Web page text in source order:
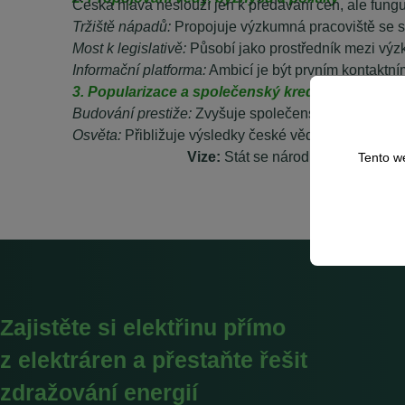
Česká hlava neslouží jen k předávání cen, ale
Tržiště nápadů: Propojuje výzkumná pracoviště se
Most k legislativě: Působí jako prostředník mezi
Informační platforma:Ambicí je být prvním
3. Popularizace a společenský kredit
Budování prestiže: Zvyšuje společenské uznání
Osvěta: Přibližuje výsledky české vědy laické
Vize: Stát se národní informační
Tento
Zajistěte si elektřinu přímo
z elektráren a přestaňte řešit
zdražování energií